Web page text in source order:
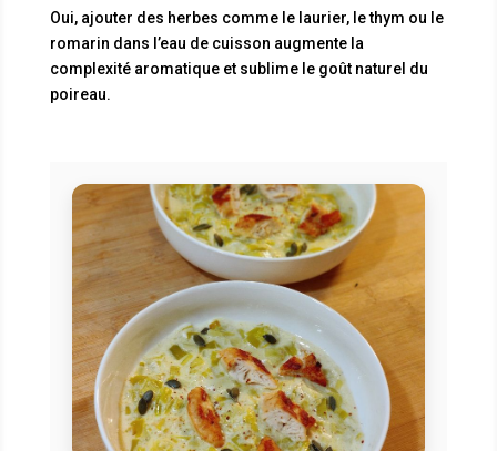
Oui, ajouter des herbes comme le laurier, le thym ou le
romarin dans l’eau de cuisson augmente la
complexité aromatique et sublime le goût naturel du
poireau.